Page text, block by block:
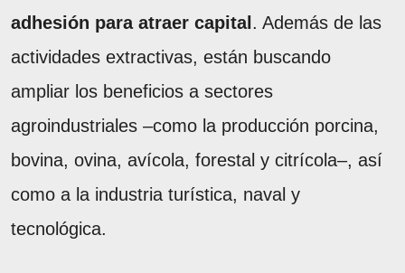
adhesión para atraer capital . Además de las
actividades extractivas, están buscando
ampliar los beneficios a sectores
agroindustriales –como la producción porcina,
bovina, ovina, avícola, forestal y citrícola–, así
como a la industria turística, naval y
tecnológica.